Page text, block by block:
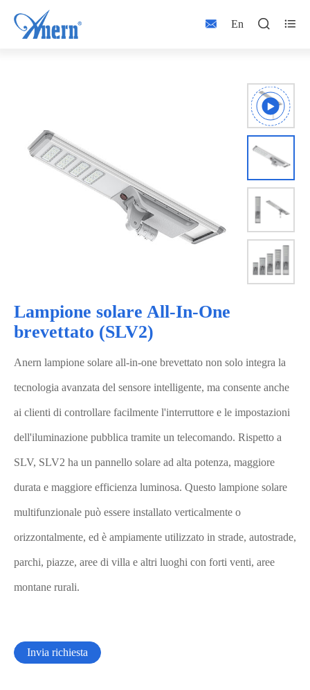
 En  
Lampione solare All-In-One
brevettato (SLV2)
Anern lampione solare all-in-one brevettato non solo integra la
tecnologia avanzata del sensore intelligente, ma consente anche
ai clienti di controllare facilmente l'interruttore e le impostazioni
dell'iluminazione pubblica tramite un telecomando. Rispetto a
SLV, SLV2 ha un pannello solare ad alta potenza, maggiore
durata e maggiore efficienza luminosa. Questo lampione solare
multifunzionale può essere installato verticalmente o
orizzontalmente, ed è ampiamente utilizzato in strade, autostrade,
parchi, piazze, aree di villa e altri luoghi con forti venti, aree
montane rurali.
Invia richiesta
